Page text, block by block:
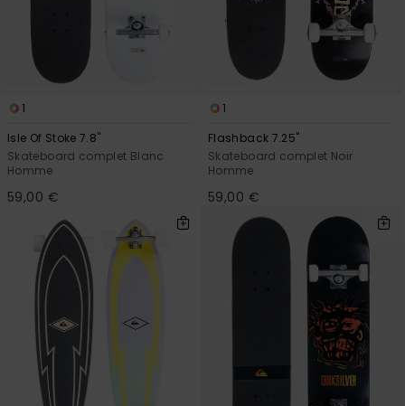
1
Isle Of Stoke 7.8"
Skateboard complet Blanc
Homme
59,00 €
1
Flashback 7.25"
Skateboard complet Noir
Homme
59,00 €